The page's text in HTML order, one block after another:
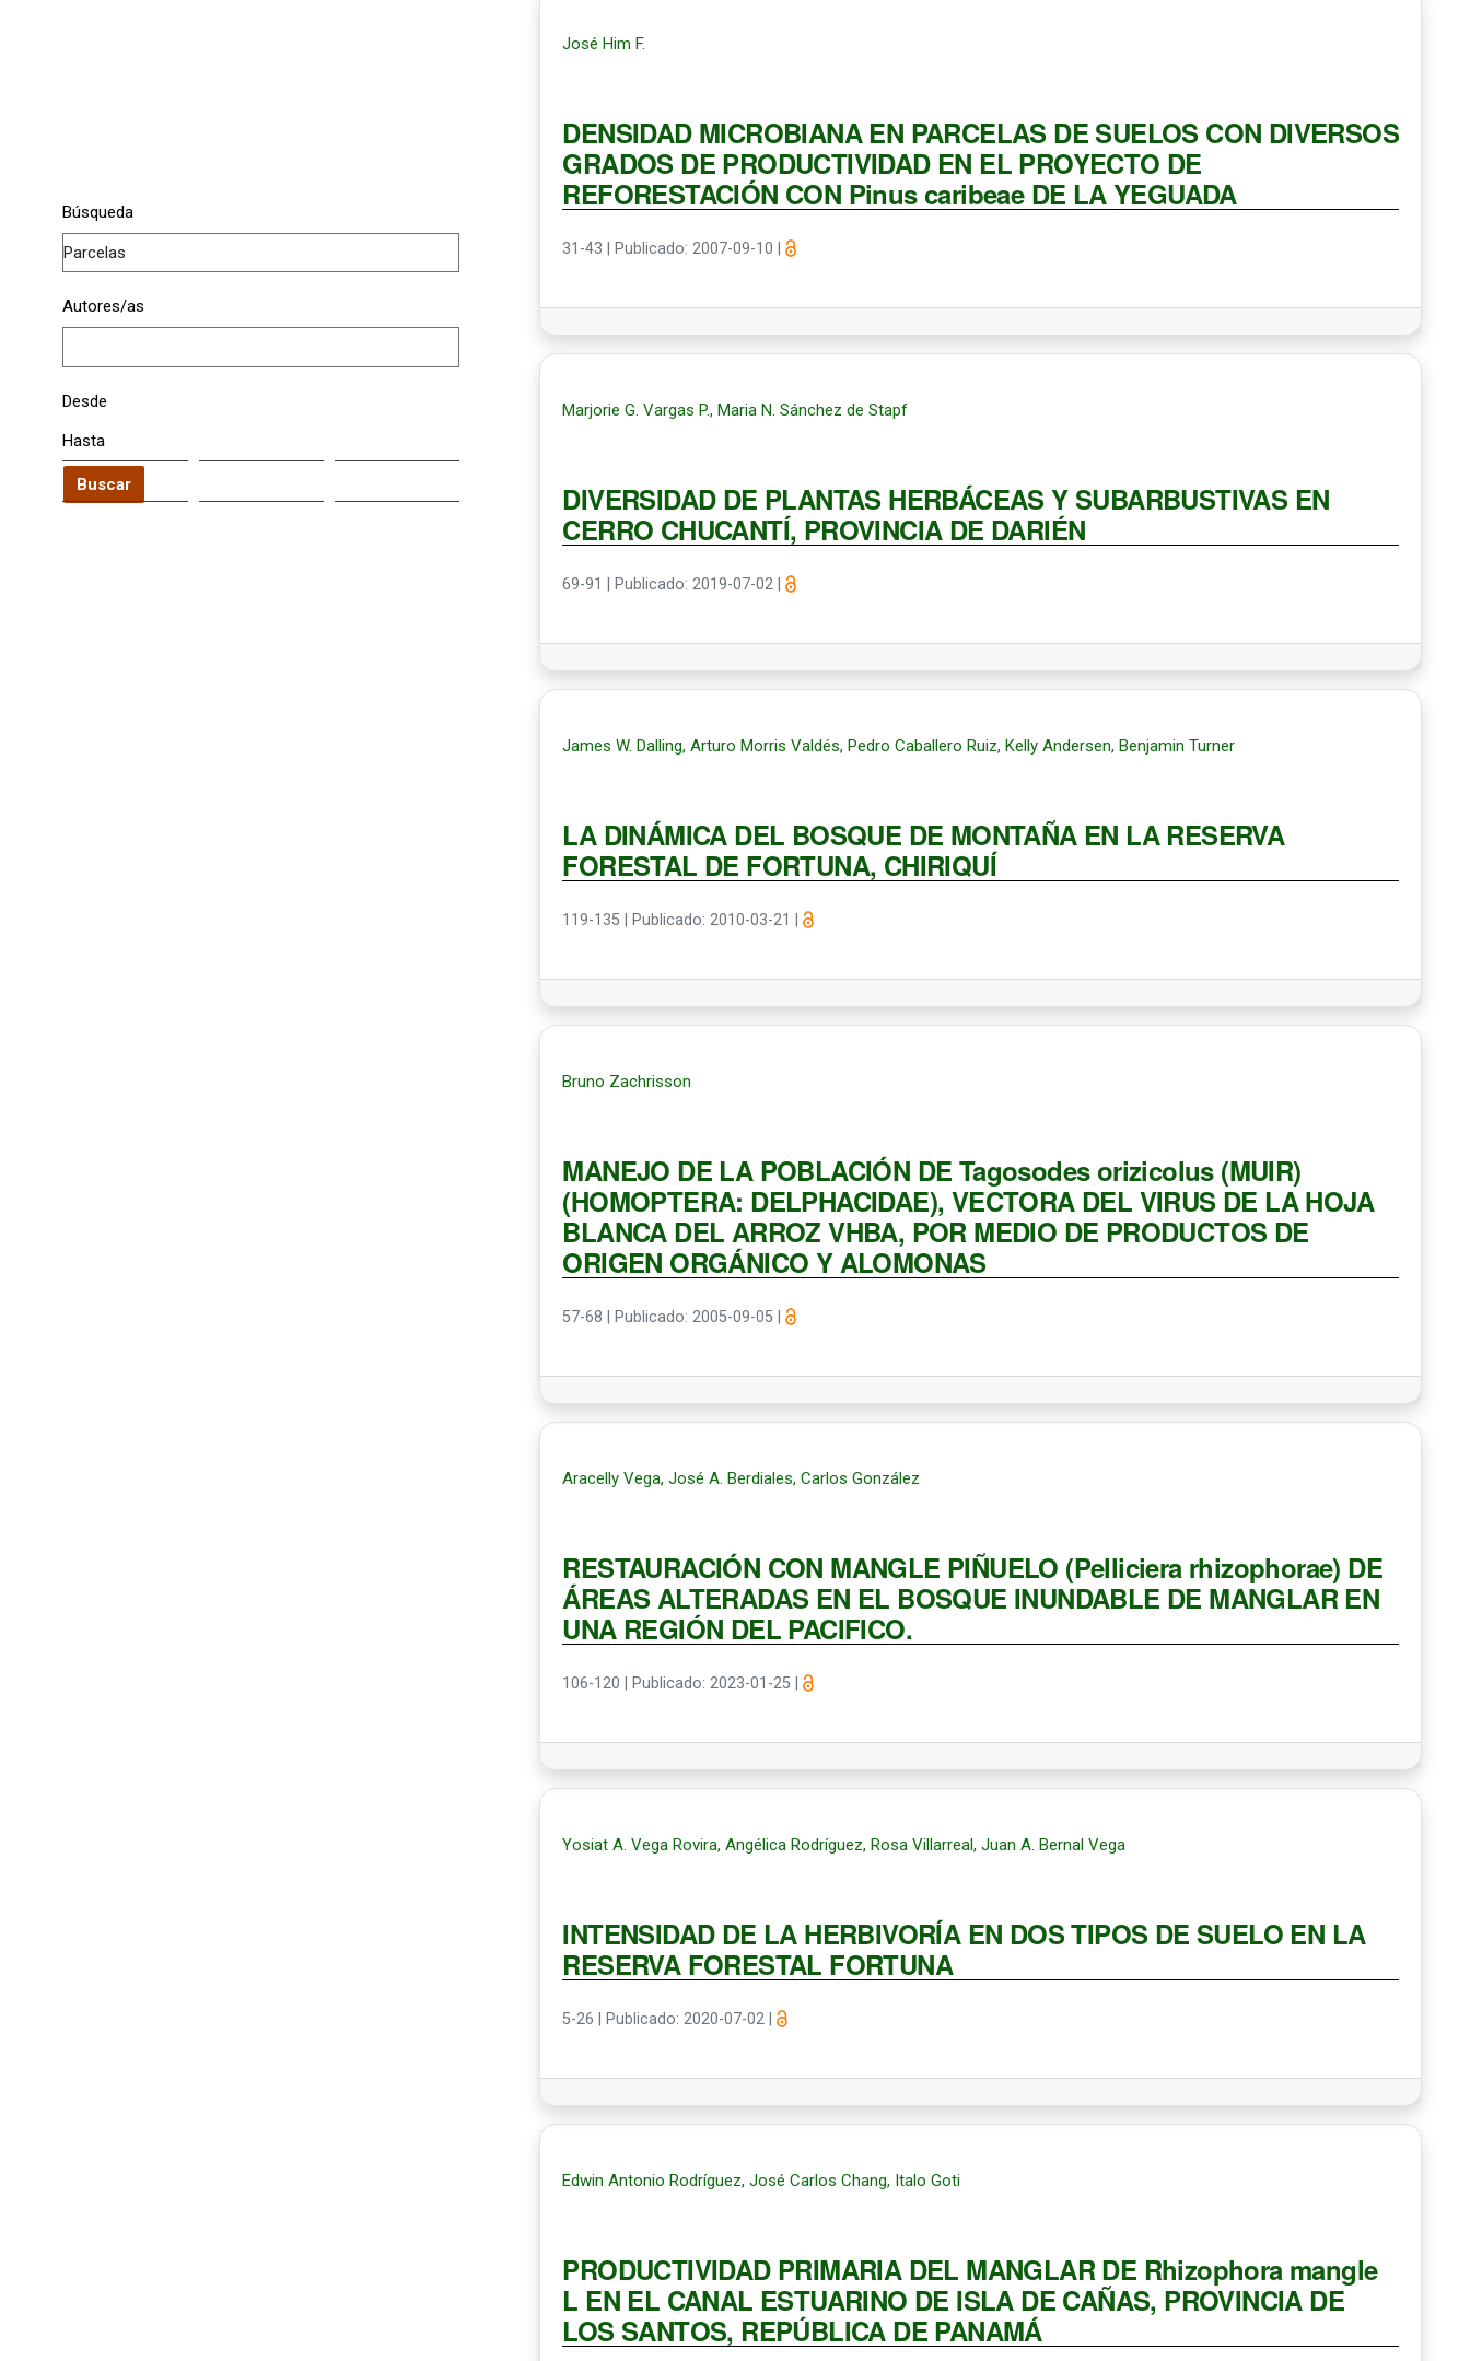
Búsqueda
Autores/as
Desde
Hasta
Buscar
José Him F.
DENSIDAD MICROBIANA EN PARCELAS DE SUELOS CON DIVERSOS
GRADOS DE PRODUCTIVIDAD EN EL PROYECTO DE
REFORESTACIÓN CON Pinus caribeae DE LA YEGUADA
31-43 Publicado: 2007-09-10 |
Marjorie G. Vargas P., Maria N. Sánchez de Stapf
DIVERSIDAD DE PLANTAS HERBÁCEAS Y SUBARBUSTIVAS EN
CERRO CHUCANTÍ, PROVINCIA DE DARIÉN
69-91 Publicado: 2019-07-02 |
James W. Dalling, Arturo Morris Valdés, Pedro Caballero Ruiz, Kelly Andersen, Benjamin Turner
LA DINÁMICA DEL BOSQUE DE MONTAÑA EN LA RESERVA
FORESTAL DE FORTUNA, CHIRIQUÍ
119-135 Publicado: 2010-03-21 |
Bruno Zachrisson
MANEJO DE LA POBLACIÓN DE Tagosodes orizicolus (MUIR)
(HOMOPTERA: DELPHACIDAE), VECTORA DEL VIRUS DE LA HOJA
BLANCA DEL ARROZ VHBA, POR MEDIO DE PRODUCTOS DE
ORIGEN ORGÁNICO Y ALOMONAS
57-68 Publicado: 2005-09-05 |
Aracelly Vega, José A. Berdiales, Carlos González
RESTAURACIÓN CON MANGLE PIÑUELO (Pelliciera rhizophorae) DE
ÁREAS ALTERADAS EN EL BOSQUE INUNDABLE DE MANGLAR EN
UNA REGIÓN DEL PACIFICO.
106-120 Publicado: 2023-01-25 |
Yosiat A. Vega Rovira, Angélica Rodríguez, Rosa Villarreal, Juan A. Bernal Vega
INTENSIDAD DE LA HERBIVORÍA EN DOS TIPOS DE SUELO EN LA
RESERVA FORESTAL FORTUNA
5-26 Publicado: 2020-07-02 |
Edwin Antonio Rodríguez, José Carlos Chang, Italo Goti
PRODUCTIVIDAD PRIMARIA DEL MANGLAR DE Rhizophora mangle
L EN EL CANAL ESTUARINO DE ISLA DE CAÑAS, PROVINCIA DE
LOS SANTOS, REPÚBLICA DE PANAMÁ